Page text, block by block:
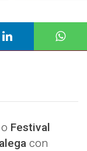
Festival
con